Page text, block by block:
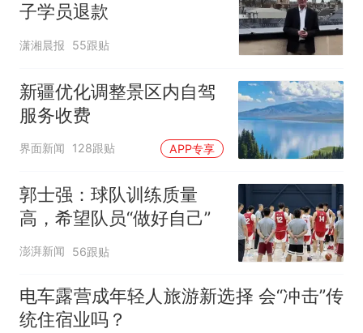
子学员退款
潇湘晨报 55跟贴
新疆优化调整景区内自驾
服务收费
界面新闻 128跟贴 APP专享
郭士强：球队训练质量
高，希望队员“做好自己”
澎湃新闻 56跟贴
电车露营成年轻人旅游新选择 会“冲击”传
统住宿业吗？